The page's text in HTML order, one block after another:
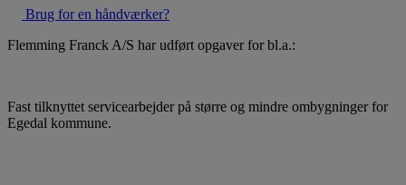
Brug for en håndværker?
Flemming Franck A/S har udført opgaver for bl.a.:
Fast tilknyttet servicearbejder på større og mindre ombygninger for
Egedal kommune.